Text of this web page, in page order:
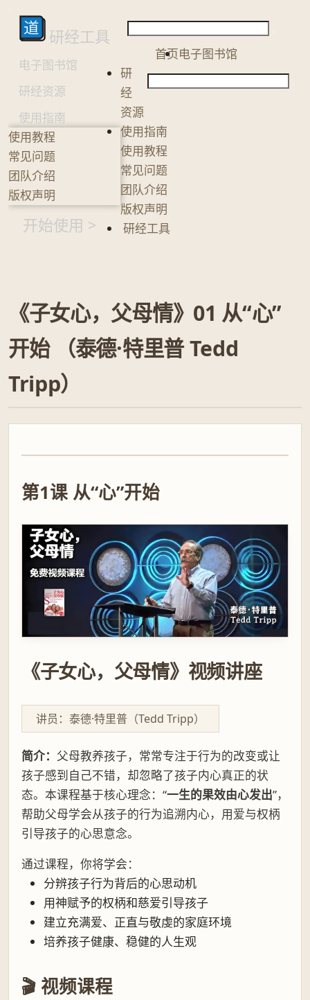
研经工具
电子图书馆
研经资源
使用指南
使用教程
常见问题
团队介绍
版权声明
开始使用 >
首页电子图书馆
研
经
资源
使用指南
使用教程
常见问题
团队介绍
版权声明
研经工具
《子女心，父母情》01 从“心”
开始 （泰德·特里普 Tedd
Tripp）
放
第1课 从“心”开始
《子女心，父母情》视频讲座
讲员：泰德·特里普（Tedd Tripp）
简介： 父母教养孩子，常常专注于行为的改变或让
孩子感到自己不错，却忽略了孩子内心真正的状
态。本课程基于核心理念：“一生的果效由心发出”，
帮助父母学会从孩子的行为追溯内心，用爱与权柄
引导孩子的心思意念。
通过课程，你将学会：
分辨孩子行为背后的心思动机
用神赋予的权柄和慈爱引导孩子
建立充满爱、正直与敬虔的家庭环境
培养孩子健康、稳健的人生观
🎬 视频课程